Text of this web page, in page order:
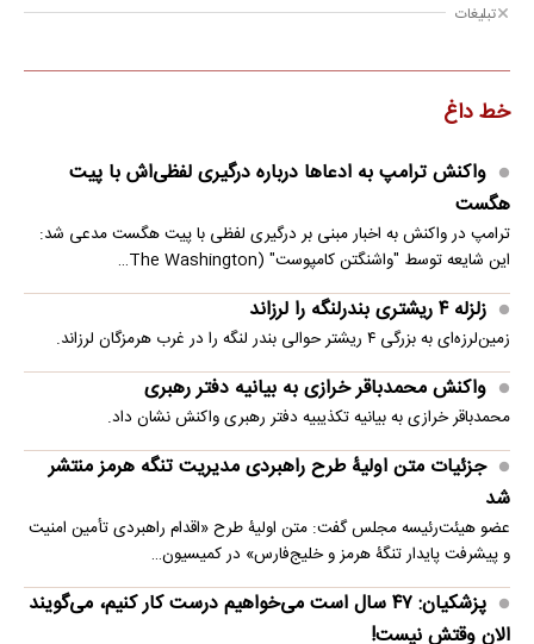
تبلیغات
خط داغ
واکنش ترامپ به ادعاها درباره درگیری لفظی‌اش با پیت
هگست
ترامپ در واکنش به اخبار مبنی بر درگیری لفظی با پیت هگست مدعی شد:
این شایعه توسط "واشنگتن کامپوست" (The Washington…
زلزله ۴ ریشتری بندرلنگه را لرزاند
زمین‌لرزه‌ای به بزرگی ۴ ریشتر حوالی بندر لنگه را در غرب هرمزگان لرزاند.
واکنش محمدباقر خرازی به بیانیه دفتر رهبری
محمدباقر خرازی به بیانیه تکذیبیه دفتر رهبری واکنش نشان داد.
جزئیات متن اولیۀ طرح راهبردی مدیریت تنگه هرمز منتشر
شد
عضو هیئت‌رئیسه مجلس گفت: متن اولیۀ طرح «اقدام راهبردی تأمین امنیت
و پیشرفت پایدار تنگۀ هرمز و خلیج‌فارس» در کمیسیون…
پزشکیان: ۴۷ سال است می‌خواهیم درست کار کنیم، می‌گویند
الان وقتش نیست!